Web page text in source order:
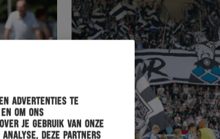
advertenties te
om ons
je gebruik van onze
Deze partners